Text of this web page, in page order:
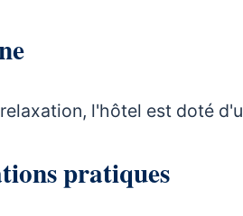
l'hôtel est doté
pratiques